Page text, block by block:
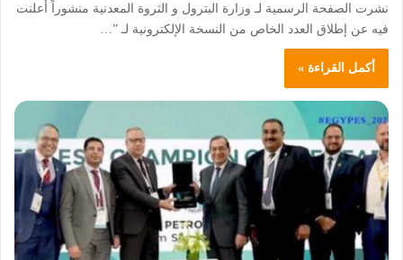
نشرت الصفحة الرسمية لـ وزارة البترول و الثروة المعدنية منشوراً أعلنت
فيه عن إطلاق العدد الخاص من النسخة الإلكترونية لـ ”…
أكمل القراءة »